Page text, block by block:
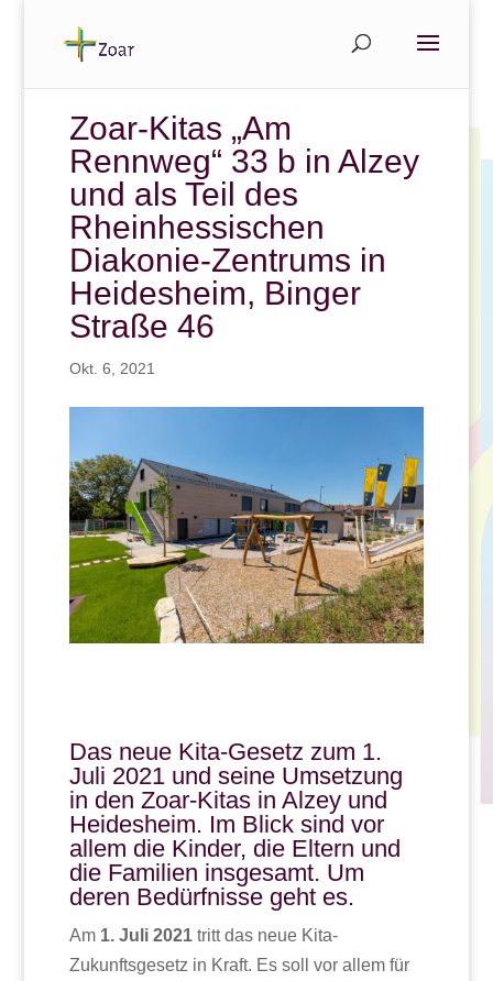
Zoar-Kitas „Am
Rennweg“ 33 b in Alzey
und als Teil des
Rheinhessischen
Diakonie-Zentrums in
Heidesheim, Binger
Straße 46
Okt. 6, 2021
Das neue Kita-Gesetz zum 1.
Juli 2021 und seine Umsetzung
in den Zoar-Kitas in Alzey und
Heidesheim. Im Blick sind vor
allem die Kinder, die Eltern und
die Familien insgesamt. Um
deren Bedürfnisse geht es.
Am 1. Juli 2021tritt das neue Kita-
Zukunftsgesetz in Kraft. Es soll vor allem für